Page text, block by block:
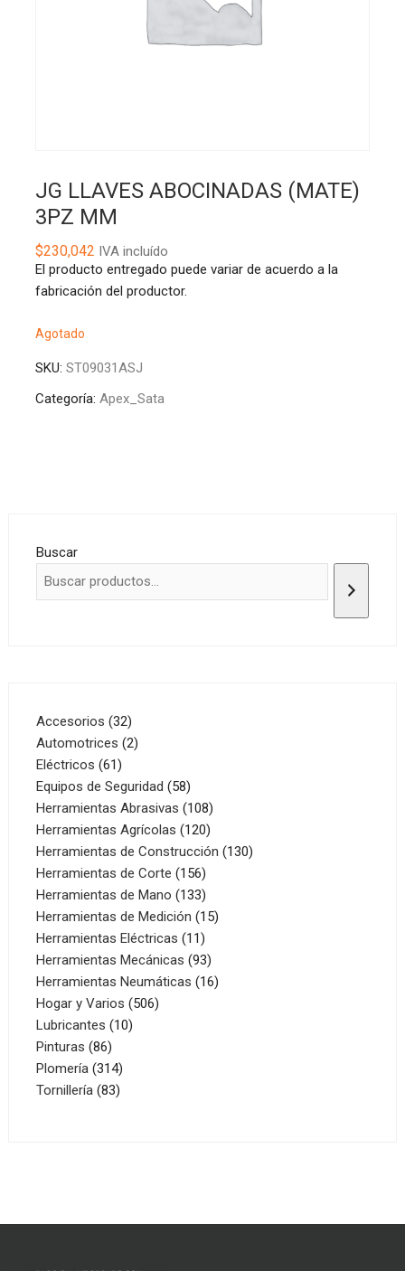
JG LLAVES ABOCINADAS (MATE)
3PZ MM
$230,042 IVA incluído
El producto entregado puede variar de acuerdo a la
fabricación del productor.
Agotado
SKU: ST09031ASJ
Categoría: Apex_Sata
Buscar
Accesorios 3232
productos
Automotrices 22
Eléctricos 6161
productos
Equipos de Seguridad 5858
productos
Herramientas Abrasivas 108108
productos
Herramientas Agrícolas 120120
productos
Herramientas de Construcción 130130
Herramientas de Corte 156156
productos
Herramientas de Mano 133133
productos
Herramientas de Medición 1515
Herramientas Eléctricas 1111
productos
Herramientas Mecánicas 9393
productos
Herramientas Neumáticas 1616
Hogar y Varios 506506
Lubricantes 1010
Pinturas 8686
productos
Plomería 314314
productos
Tornillería 8383